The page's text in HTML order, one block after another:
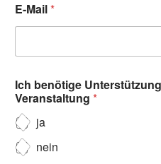
E-Mail*
Ich benötige
Veranstaltung *
ja
nein